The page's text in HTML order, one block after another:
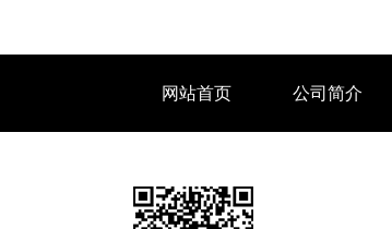
网站首页 公司简介